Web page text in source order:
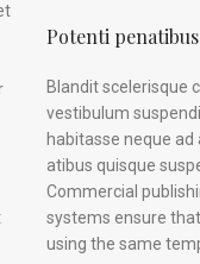
Potenti
Blandit scelerisque
vestibulum
habitasse neque
atibus quisque
Commercial
systems ensure
using the same